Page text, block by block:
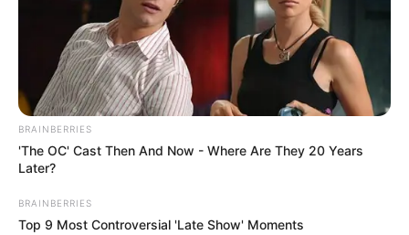
BRAINBERRIES
'The OC' Cast Then And Now - Where Are They 20 Years
Later?
BRAINBERRIES
Top 9 Most Controversial 'Late Show' Moments